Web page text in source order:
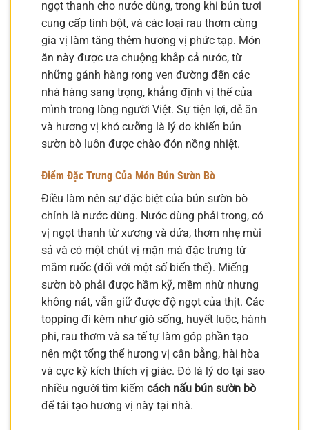
ngọt thanh cho nước dùng, trong khi bún tươi
cung cấp tinh bột, và các loại rau thơm cùng
gia vị làm tăng thêm hương vị phức tạp. Món
ăn này được ưa chuộng khắp cả nước, từ
những gánh hàng rong ven đường đến các
nhà hàng sang trọng, khẳng định vị thế của
mình trong lòng người Việt. Sự tiện lợi, dễ ăn
và hương vị khó cưỡng là lý do khiến bún
sườn bò luôn được chào đón nồng nhiệt.
Điểm Đặc Trưng Của Món Bún Sườn Bò
Điều làm nên sự đặc biệt của bún sườn bò
chính là nước dùng. Nước dùng phải trong, có
vị ngọt thanh từ xương và dứa, thơm nhẹ mùi
sả và có một chút vị mặn mà đặc trưng từ
mắm ruốc (đối với một số biến thể). Miếng
sườn bò phải được hầm kỹ, mềm nhừ nhưng
không nát, vẫn giữ được độ ngọt của thịt. Các
topping đi kèm như giò sống, huyết luộc, hành
phi, rau thơm và sa tế tự làm góp phần tạo
nên một tổng thể hương vị cân bằng, hài hòa
và cực kỳ kích thích vị giác. Đó là lý do tại sao
nhiều người tìm kiếm cách nấu bún sườn bò
để tái tạo hương vị này tại nhà.